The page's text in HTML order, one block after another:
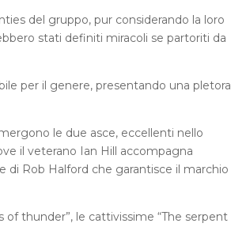
del gruppo, pur considerando la loro
stati definiti miracoli se partoriti da
per il genere, presentando una pletora
le due asce, eccellenti nello
il veterano Ian Hill accompagna
di Rob Halford che garantisce il marchio
of thunder”, le cattivissime “The serpent